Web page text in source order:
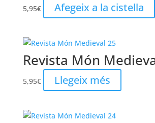
5,95€ Afegeix a la cistella
Revista Món
5,95€ Llegeix més